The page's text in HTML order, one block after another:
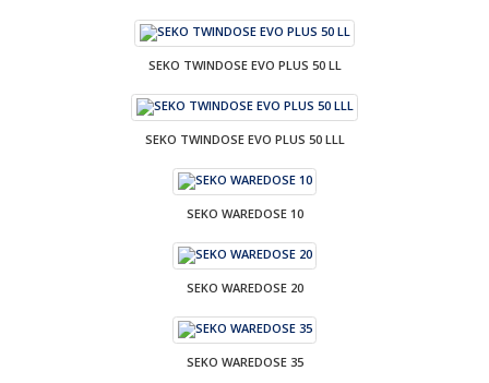
SEKO TWINDOSE EVO PLUS 50 LL
SEKO TWINDOSE EVO PLUS 50 LLL
SEKO WAREDOSE 10
SEKO WAREDOSE 20
SEKO WAREDOSE 35